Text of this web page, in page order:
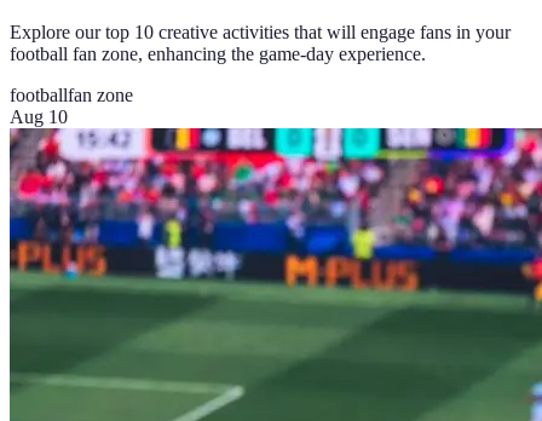
Explore our top 10 creative activities that will engage fans in your
football fan zone, enhancing the game-day experience.
footballfan zone
Aug 10